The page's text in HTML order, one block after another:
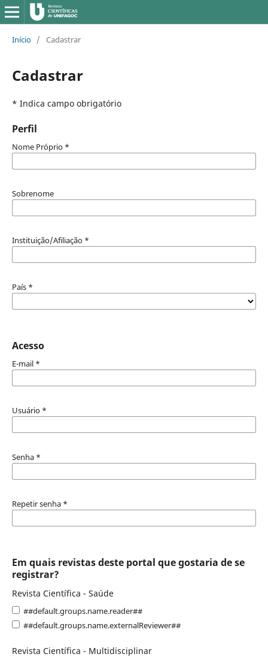
Início / Cadastrar
Cadastrar
* Indica campo obrigatório
Perfil
Nome Próprio *
Sobrenome
Instituição/Afiliação *
País *
Acesso
E-mail *
Usuário *
Senha *
Repetir senha *
Em quais revistas deste portal que gostaria de se
registrar?
Revista Científica - Saúde
##default.groups.name.reader##
##default.groups.name.externalReviewer##
Revista Científica - Multidisciplinar